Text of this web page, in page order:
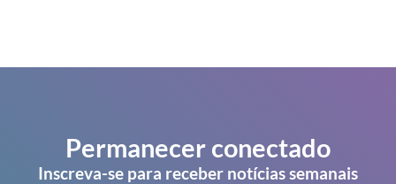
Permanecer conectado
Inscreva-se para receber notícias semanais